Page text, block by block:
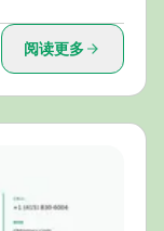
阅读更多